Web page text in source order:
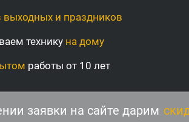
выходных и праздников
технику на дому
работы от 10 лет
заявки на сайте дарим